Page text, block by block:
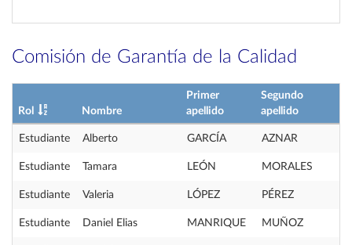
Comisión de Garantía de la Calidad
Rol Nombre
Primer
apellido
Segundo
apellido
Estudiante Alberto GARCÍA AZNAR
Estudiante Tamara LEÓN MORALES
Estudiante Valeria LÓPEZ PÉREZ
Estudiante Daniel Elias MANRIQUE MUÑOZ